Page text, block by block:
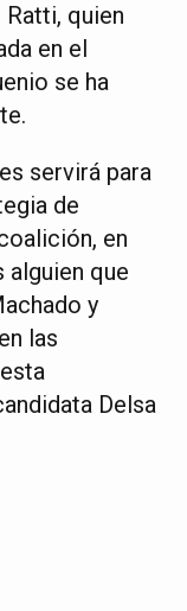
quien
en el
se ha
servirá para
de
en
alguien que
y
las
Delsa